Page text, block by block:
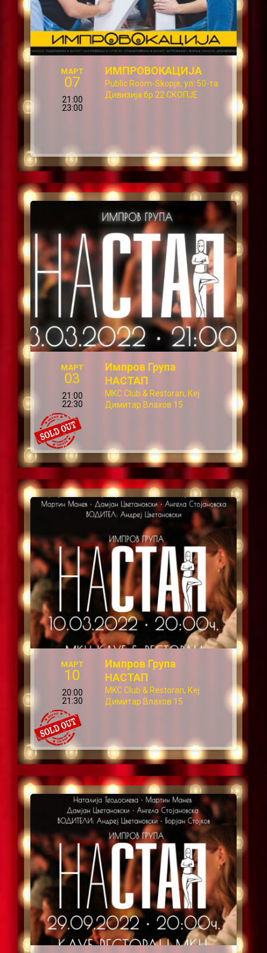
МАРТ
07
21:00
23:00
ИМПРОВОКАЦИЈА
Public Room-Skopje, ул: 50-та
Дивизија бр.22 СКОПЈЕ
МАРТ
03
21:00
22:30
Импров Група
НАСТАП
MKC Club & Restoran, Кеј
Димитар Влахов 15
МАРТ
10
20:00
21:30
Импров Група
НАСТАП
MKC Club & Restoran, Кеј
Димитар Влахов 15